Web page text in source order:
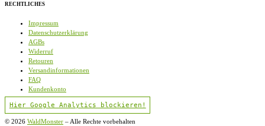
RECHTLICHES
Impressum
Datenschutzerklärung
AGBs
Widerruf
Retouren
Versandinformationen
FAQ
Kundenkonto
Hier Google Analytics blockieren!
© 2026 WaldMonster –Alle Rechte vorbehalten